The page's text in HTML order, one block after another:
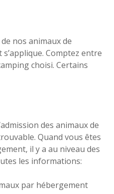
de nos animaux de
Comptez entre
choisi. Certains
des animaux de
Quand vous êtes
il y a au niveau des
les informations:
par hébergement